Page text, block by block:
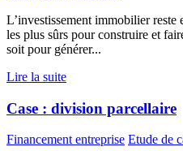
L’investissement immobilier reste
les plus sûrs pour construire et
soit pour générer...
Lire la suite
Case : division parcellaire
Financement entreprise Etude de